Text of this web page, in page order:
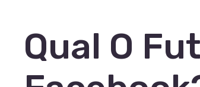
Qual O